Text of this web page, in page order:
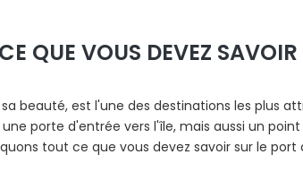
QUE VOUS DEVEZ SAVOIR
beauté, est l'une des destinations les plus
porte d'entrée vers l'île, mais aussi un
tout ce que vous devez savoir sur le